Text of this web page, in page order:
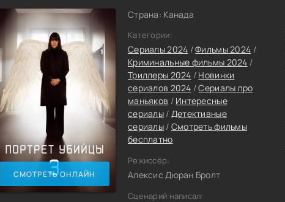
СМОТРЕТЬ ОНЛАЙН
Страна: Канада
Категории:
Сериалы 2024 /Фильмы 2024 /
Криминальные фильмы 2024 /
Триллеры 2024 / Новинки
сериалов 2024 /Сериалы про
маньяков / Интересные
сериалы/ Детективные
сериалы/ Смотреть фильмы
бесплатно
Режиссёр:
Алексис Дюран Бролт
Сценарий написал: